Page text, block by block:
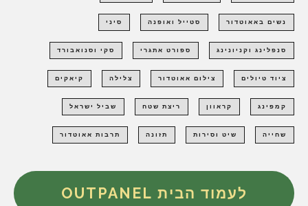
נשים באאוטדור סטייל ואופנה סיני
סנפלינג וקניונינג ספורט אתגרי סקי וסנואבורד
ציוד טיולים צילום אאוטדור צלילה קיאקים
קמפינג קראוון ריצת שטח שביל ישראל
שחייה שיט וסירות תזונה תרבות אאוטדור
לעמוד הבית OUTPANEL